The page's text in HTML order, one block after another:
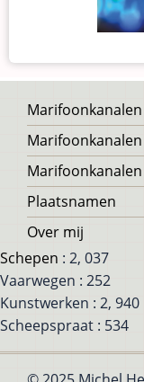
Voet
Plaatsnamen
Over mij
Schepen : 2, 037
Vaarwegen : 252
Kunstwerken : 2, 940
Scheepspraat : 534